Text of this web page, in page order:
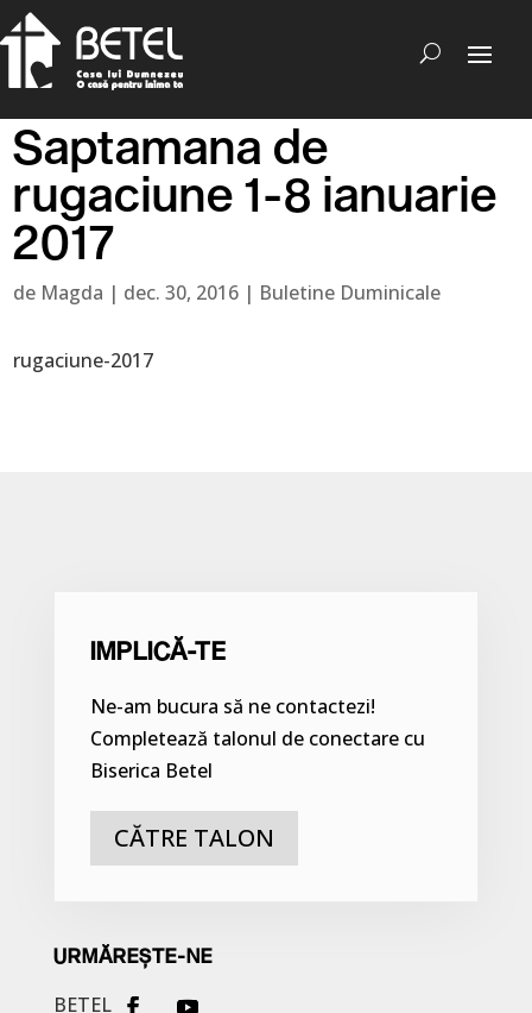
Saptamana de
rugaciune 1-8 ianuarie
2017
de Magda | dec. 30, 2016 | Buletine Duminicale
rugaciune-2017
IMPLICĂ-TE
Ne-am bucura să ne contactezi!
Completează talonul de conectare cu
Biserica Betel
CĂTRE TALON
URMĂREȘTE-NE
BETEL